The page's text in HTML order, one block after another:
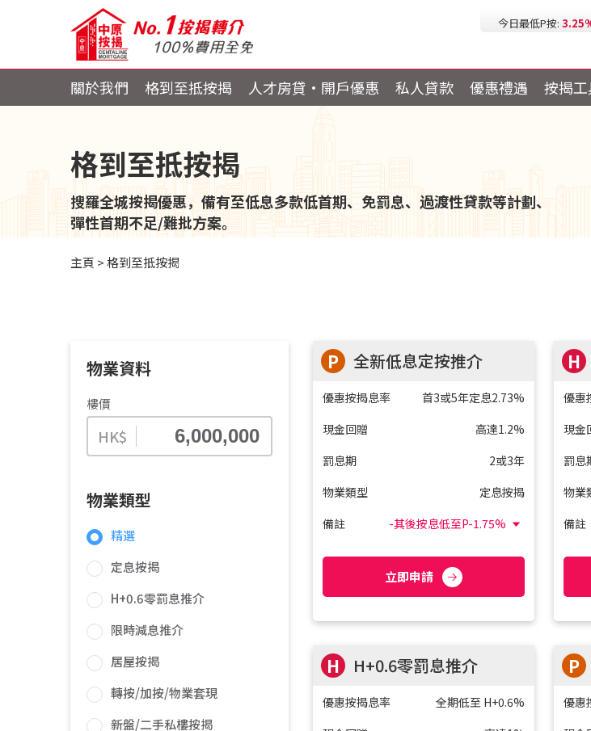
今日最低按息:
關於我們 格到至抵按揭 人才房貸・開戶優惠 私人貸款 優惠禮遇 按揭工
格到至抵按揭
搜羅全城按揭優惠，備有至低息多款低首期、免罰息、過渡性貸款等計劃、
彈性首期不足/難批方案。
主頁 >格到至抵按揭
物業資料
樓價
HK$
物業類型
精選
定息按揭
H+0.6零罰息推介
限時減息推介
居屋按揭
轉按/加按/物業套現
新盤/二手私樓按揭
P 全新低息定按推介
優惠按揭息率
首3或5年定息2.73%
現金回贈
高達1.2%
罰息期
2或3年
物業類型
定息按揭
備註
-其後按息低至P-1.75%
立即申請
H
優惠
現金
罰息
物業
備註
H H+0.6零罰息推介
優惠按揭息率
全期低至 H+0.6%
P
優惠